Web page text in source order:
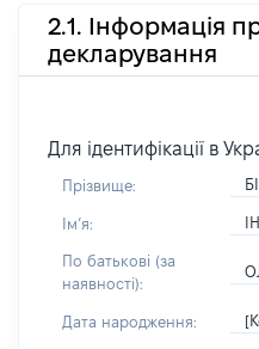
2.1. Інформація
декларування
Для ідентифікації в
Прізвище:
Імʼя:
По батькові (за
наявності):
Дата народження: